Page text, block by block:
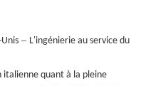
– L'ingénierie au service du
italienne quant à la pleine